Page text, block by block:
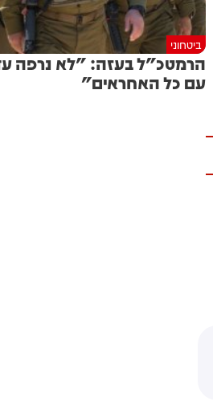
ביטחוני
הרמטכ"ל בעזה: "לא נרפה
עם כל האחראים"